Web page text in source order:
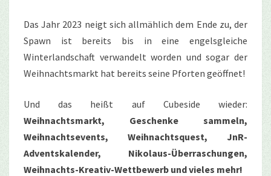
Das Jahr 2023 neigt sich allmählich dem Ende zu, der
Spawn ist bereits bis in eine engelsgleiche
Winterlandschaft verwandelt worden und sogar der
Weihnachtsmarkt hat bereits seine Pforten geöffnet!
Und das heißt auf Cubeside wieder:
Weihnachtsmarkt, Geschenke sammeln,
Weihnachtsevents, Weihnachtsquest, JnR-
Adventskalender, Nikolaus-Überraschungen,
Weihnachts-Kreativ-Wettbewerb und vieles mehr!